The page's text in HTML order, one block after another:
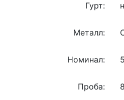
Гурт:
Металл:
Номинал:
Проба: